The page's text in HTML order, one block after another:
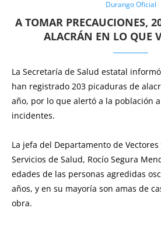
Durango Oficial
A TOMAR PRECAUCIONES,
ALACRÁN EN LO QUE
La Secretaría de Salud estatal
han registrado 203 picaduras de
año, por lo que alertó a la población
incidentes.
La jefa del Departamento de Vectores
Servicios de Salud, Rocío Segura
edades de las personas agredidas
años, y en su mayoría son amas de
obra.